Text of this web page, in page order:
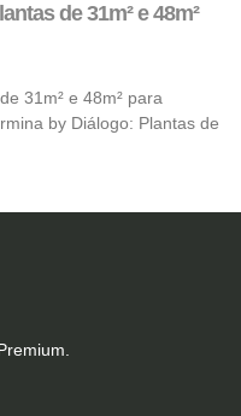
de 31m² e 48m²
31m² e 48m² para
by Diálogo: Plantas de